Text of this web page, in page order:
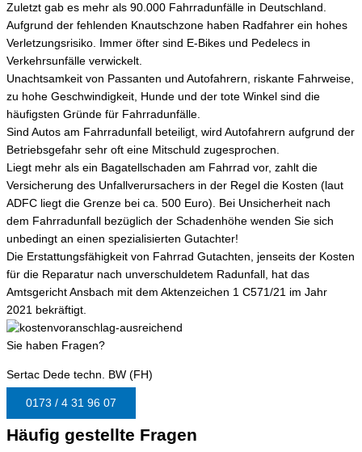
Zuletzt gab es mehr als 90.000 Fahrradunfälle in Deutschland.
Aufgrund der fehlenden Knautschzone haben Radfahrer ein hohes
Verletzungsrisiko. Immer öfter sind E-Bikes und Pedelecs in
Verkehrsunfälle verwickelt.
Unachtsamkeit von Passanten und Autofahrern, riskante Fahrweise,
zu hohe Geschwindigkeit, Hunde und der tote Winkel sind die
häufigsten Gründe für Fahrradunfälle.
Sind Autos am Fahrradunfall beteiligt, wird Autofahrern aufgrund der
Betriebsgefahr sehr oft eine Mitschuld zugesprochen.
Liegt mehr als ein Bagatellschaden am Fahrrad vor, zahlt die
Versicherung des Unfallverursachers in der Regel die Kosten (laut
ADFC liegt die Grenze bei ca. 500 Euro). Bei Unsicherheit nach
dem Fahrradunfall bezüglich der Schadenhöhe wenden Sie sich
unbedingt an einen spezialisierten Gutachter!
Die Erstattungsfähigkeit von Fahrrad Gutachten, jenseits der Kosten
für die Reparatur nach unverschuldetem Radunfall, hat das
Amtsgericht Ansbach mit dem Aktenzeichen 1 C571/21 im Jahr
2021 bekräftigt.
Sie haben Fragen?
Sertac Dede techn. BW (FH)
0173 / 4 31 96 07
Häufig gestellte Fragen